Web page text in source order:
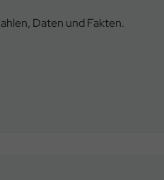
Daten und Fakten.